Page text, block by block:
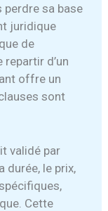
perdre sa base
juridique
de
d’un
offre un
sont
validé par
durée, le prix,
Cette